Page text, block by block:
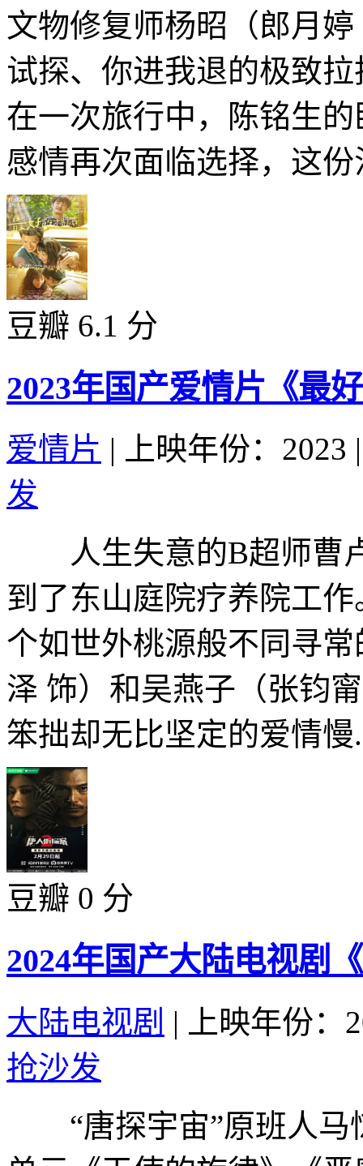
文物修复师杨昭（郎月
试探、你进我退的极致
在一次旅行中，陈铭生
感情再次面临选择，这
豆瓣 6.1 分
2023年国产爱情片《最
爱情片 | 上映年份：2023 |
发
人生失意的B超师曹
到了东山庭院疗养院工
个如世外桃源般不同寻
泽 饰）和吴燕子（张钧
笨拙却无比坚定的爱情
豆瓣 0 分
2024年国产大陆电视剧
大陆电视剧 |
上映年份：
抢沙发
“唐探宇宙”原班人马